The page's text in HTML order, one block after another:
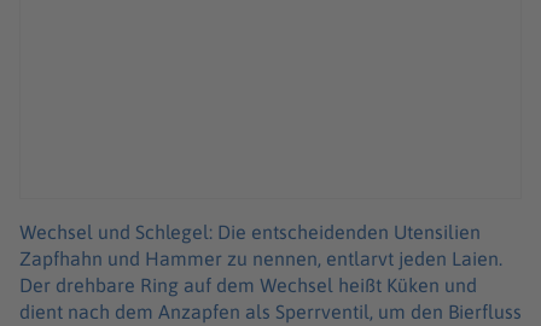
Wechsel und Schlegel: Die entscheidenden Utensilien
Zapfhahn und Hammer zu nennen, entlarvt jeden Laien.
Der drehbare Ring auf dem Wechsel heißt Küken und
dient nach dem Anzapfen als Sperrventil, um den Bierfluss